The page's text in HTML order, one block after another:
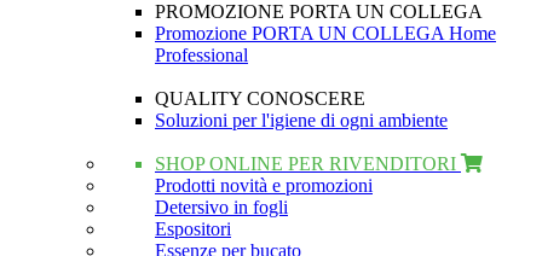
PROMOZIONE PORTA UN COLLEGA
Promozione PORTA UN COLLEGA Home
Professional
QUALITY CONOSCERE
Soluzioni per l'igiene di ogni ambiente
SHOP ONLINE PER RIVENDITORI
Prodotti novità e promozioni
Detersivo in fogli
Espositori
Essenze per bucato